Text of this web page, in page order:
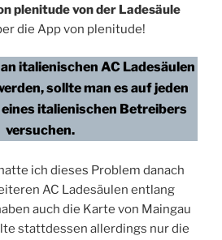
plenitude von der Ladesäule
die App von plenitude!
italienischen AC Ladesäulen
sollte man es auf jeden
italienischen Betreibers
versuchen.
ich dieses Problem danach
AC Ladesäulen entlang
auch die Karte von Maingau
stattdessen allerdings nur die